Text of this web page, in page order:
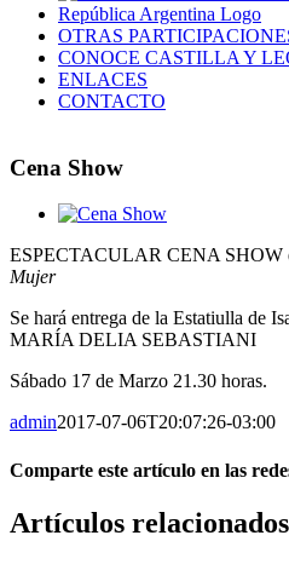
OTRAS
CONOCE CASTILLA Y
ENLACES
CONTACTO
Cena Show
Ver
más
ESPECTACULAR CENA SHOW
Mujer
Se hará entrega de la Estatiulla de
MARÍA DELIA SEBASTIANI
Sábado 17 de Marzo 21.30 horas.
admin2017-07-06T20:07:26-03:00
Comparte este artículo en las
Facebook
X
Reddit
LinkedIn
Pinterest
Vk
Artículos relacionados